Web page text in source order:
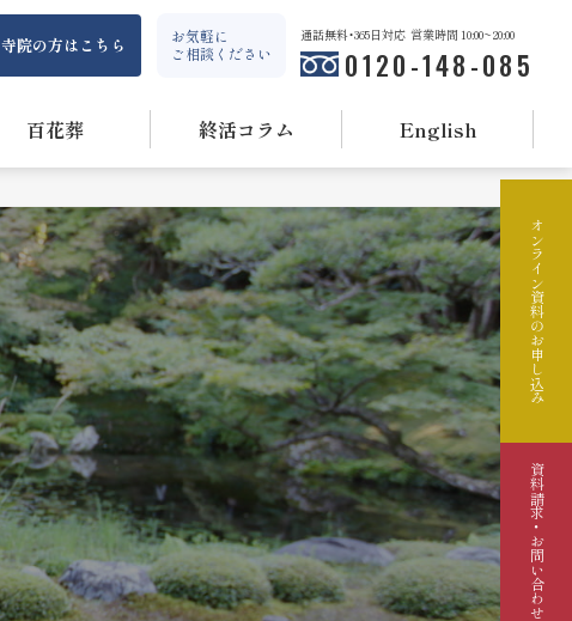
寺院の方はこちら
お気軽に
ご相談ください
通話無料・365日対応 営業時間 10:00~20:00
0120-148-085
百花葬 終活コラム English
オンライン資料のお申し込み
資料請求・お問い合わせ